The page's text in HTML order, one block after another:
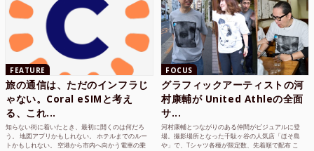
FEATURE
旅の通信は、ただのインフラじ
ゃない。Coral eSIMと考え
る、これ...
知らない街に着いたとき、最初に開くのは何だろ
う。 地図アプリかもしれない。 ホテルまでのルー
トかもしれない。 空港から市内へ向かう電車の乗
FOCUS
グラフィックアーティストの河
村康輔が United Athleの全面
サ...
河村康輔とつながりのある仲間がビジュアルに登
場。撮影場所となった千駄ヶ谷の人気店「ほそ島
や」で、Tシャツ各種が限定数、先着順で配布 こ